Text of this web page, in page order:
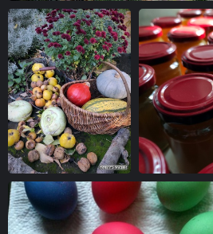
Ernte
Ernte